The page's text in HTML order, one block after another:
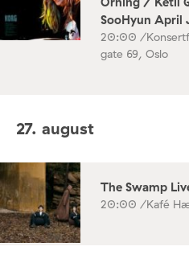
SooHyun April
20:00 /
gate 69, Oslo
27. august
The Swamp
20:00 /Kafé